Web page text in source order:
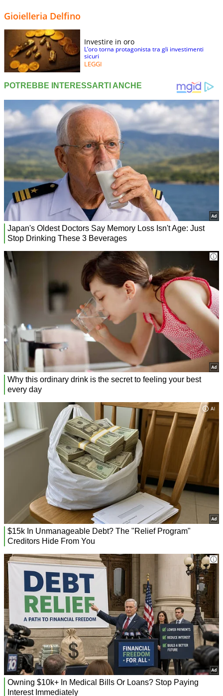
Gioielleria Delfino
Investire in oro
L’oro torna protagonista tra gli investimenti
sicuri
LEGGI